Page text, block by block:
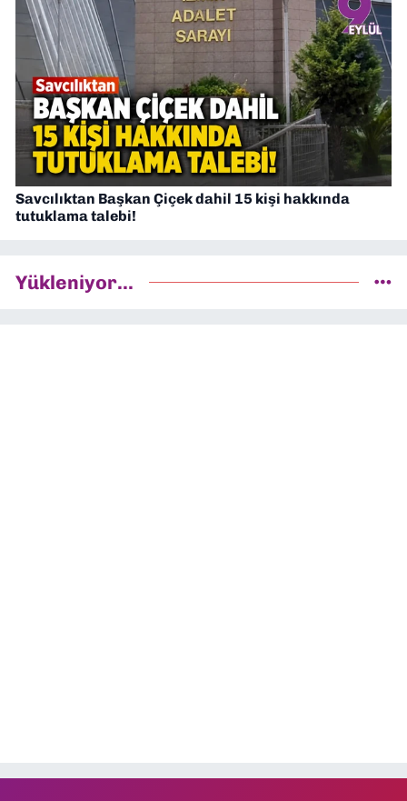
Savcılıktan Başkan Çiçek dahil 15 kişi hakkında
tutuklama talebi!
Yükleniyor...